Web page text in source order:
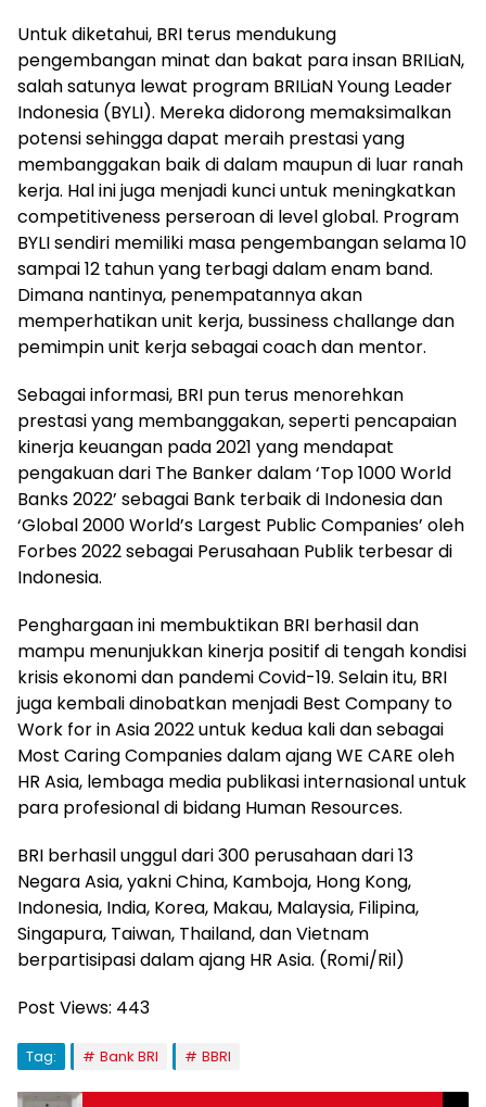
Untuk diketahui, BRI terus mendukung
pengembangan minat dan bakat para insan BRILiaN,
salah satunya lewat program BRILiaN Young Leader
Indonesia (BYLI). Mereka didorong memaksimalkan
potensi sehingga dapat meraih prestasi yang
membanggakan baik di dalam maupun di luar ranah
kerja. Hal ini juga menjadi kunci untuk meningkatkan
competitiveness perseroan di level global. Program
BYLI sendiri memiliki masa pengembangan selama 10
sampai 12 tahun yang terbagi dalam enam band.
Dimana nantinya, penempatannya akan
memperhatikan unit kerja, bussiness challange dan
pemimpin unit kerja sebagai coach dan mentor.
Sebagai informasi, BRI pun terus menorehkan
prestasi yang membanggakan, seperti pencapaian
kinerja keuangan pada 2021 yang mendapat
pengakuan dari The Banker dalam ‘Top 1000 World
Banks 2022’ sebagai Bank terbaik di Indonesia dan
‘Global 2000 World’s Largest Public Companies’ oleh
Forbes 2022 sebagai Perusahaan Publik terbesar di
Indonesia.
Penghargaan ini membuktikan BRI berhasil dan
mampu menunjukkan kinerja positif di tengah kondisi
krisis ekonomi dan pandemi Covid-19. Selain itu, BRI
juga kembali dinobatkan menjadi Best Company to
Work for in Asia 2022 untuk kedua kali dan sebagai
Most Caring Companies dalam ajang WE CARE oleh
HR Asia, lembaga media publikasi internasional untuk
para profesional di bidang Human Resources.
BRI berhasil unggul dari 300 perusahaan dari 13
Negara Asia, yakni China, Kamboja, Hong Kong,
Indonesia, India, Korea, Makau, Malaysia, Filipina,
Singapura, Taiwan, Thailand, dan Vietnam
berpartisipasi dalam ajang HR Asia. (Romi/Ril)
Post Views: 443
Tag: Bank BRI BBRI